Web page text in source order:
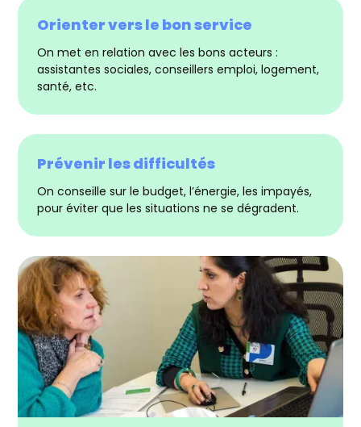
Orienter vers le bon service
On met en relation avec les bons acteurs :
assistantes sociales, conseillers emploi, logement,
santé, etc.
Prévenir les difficultés
On conseille sur le budget, l’énergie, les impayés,
pour éviter que les situations ne se dégradent.